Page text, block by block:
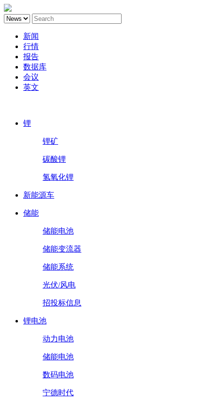
新闻
行情
报告
数据库
会议
英文
锂
锂矿
碳酸锂
氢氧化锂
新能源车
储能
储能电池
储能变流器
储能系统
光伏/风电
招投标信息
锂电池
动力电池
储能电池
数码电池
宁德时代